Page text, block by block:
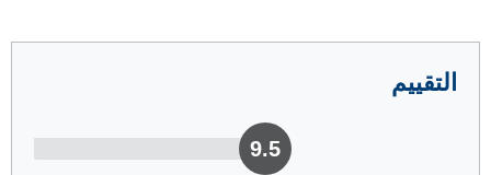
التقييم
9.5